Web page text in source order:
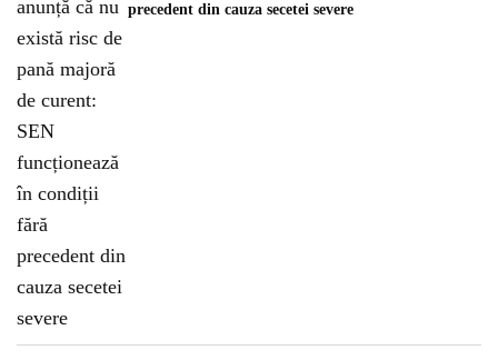
precedent din cauza secetei severe